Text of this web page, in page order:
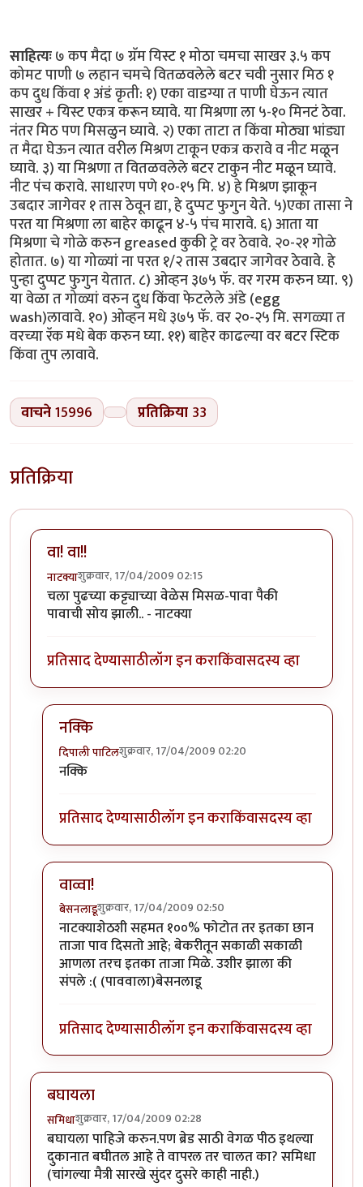
साहित्यः७ कप मैदा ७ ग्रॅम यिस्ट १ मोठा चमचा साखर ३.५ कप
कोमट पाणी ७ लहान चमचे वितळवलेले बटर चवी नुसार मिठ १
कप दुध किंवा १ अंडं कृती: १) एका वाडग्या त पाणी घेऊन त्यात
साखर + यिस्ट एकत्र करून घ्यावे. या मिश्रणा ला ५-१० मिनटं ठेवा.
नंतर मिठ पण मिसळुन घ्यावे. २) एका ताटा त किंवा मोठ्या भांड्या
त मैदा घेऊन त्यात वरील मिश्रण टाकून एकत्र करावे व नीट मळून
घ्यावे. ३) या मिश्रणा त वितळवलेले बटर टाकुन नीट मळून घ्यावे.
नीट पंच करावे. साधारण पणे १०-१५ मि. ४) हे मिश्रण झाकून
उबदार जागेवर १ तास ठेवून द्या, हे दुप्पट फुगुन येते. ५)एका तासा ने
परत या मिश्रणा ला बाहेर काढून ४-५ पंच मारावे. ६) आता या
मिश्रणा चे गोळे करुन greased कुकी ट्रे वर ठेवावे. २०-२१ गोळे
होतात. ७) या गोळ्यां ना परत १/२ तास उबदार जागेवर ठेवावे. हे
पुन्हा दुप्पट फुगुन येतात. ८) ओव्हन ३७५ फॅ. वर गरम करुन घ्या. ९)
या वेळा त गोळ्यां वरुन दुध किंवा फेटलेले अंडे (egg
wash)लावावे. १०) ओव्हन मधे ३७५ फॅ. वर २०-२५ मि. सगळ्या त
वरच्या रॅक मधे बेक करुन घ्या. ११) बाहेर काढल्या वर बटर स्टिक
किंवा तुप लावावे.
वाचने15996 प्रतिक्रिया 33
प्रतिक्रिया
वा! वा!!
नाटक्याशुक्रवार, 17/04/2009 02:15
चला पुढच्या कट्ट्याच्या वेळेस मिसळ-पावा पैकी
पावाची सोय झाली.. - नाटक्या
प्रतिसाद देण्यासाठीलॉग इन कराकिंवासदस्य व्हा
नक्कि
दिपाली पाटिलशुक्रवार, 17/04/2009 02:20
In reply to
नक्कि
प्रतिसाद देण्यासाठीलॉग इन कराकिंवासदस्य व्हा
वाव्वा!
बेसनलाडूशुक्रवार, 17/04/2009 02:50
In reply toवा! वा!!byनाटक्या
नाटक्याशेठशी सहमत १००% फोटोत तर इतका छान
ताजा पाव दिसतो आहे; बेकरीतून सकाळी सकाळी
आणला तरच इतका ताजा मिळे. उशीर झाला की
संपले :( (पाववाला)बेसनलाडू
प्रतिसाद देण्यासाठीलॉग इन कराकिंवासदस्य व्हा
बघायला
समिधाशुक्रवार, 17/04/2009 02:28
बघायला पाहिजे करुन.पण ब्रेड साठी वेगळ पीठ इथल्या
दुकानात बघीतल आहे ते वापरल तर चालत का? समिधा
(चांगल्या मैत्री सारखे सुंदर दुसरे काही नाही.)